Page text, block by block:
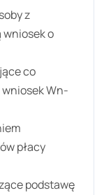
z
wniosek o
co
Wn-
płacy
podstawę